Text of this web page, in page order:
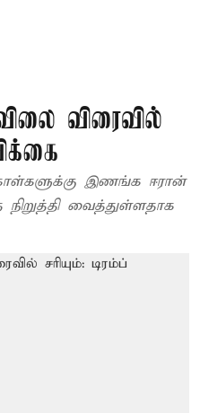
விரைவில்
இணங்க ஈரான்
வைத்துள்ளதாக